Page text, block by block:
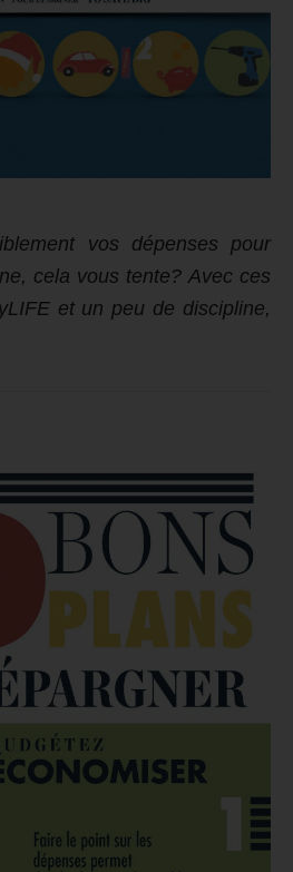
vos dépenses pour
cela vous tente? Avec ces
et un peu de discipline,